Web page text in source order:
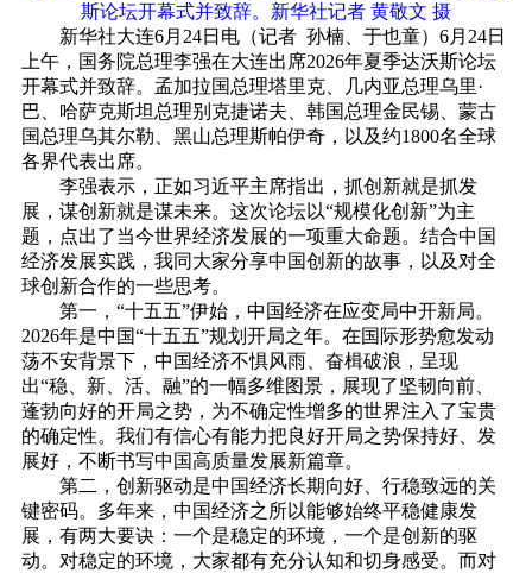
斯论坛开幕式并致辞。新华社记者 黄敬文 摄
新华社大连6月24日电（记者 孙楠、于也童）6月24日
上午，国务院总理李强在大连出席2026年夏季达沃斯论坛
开幕式并致辞。孟加拉国总理塔里克、几内亚总理乌里·
巴、哈萨克斯坦总理别克捷诺夫、韩国总理金民锡、蒙古
国总理乌其尔勒、黑山总理斯帕伊奇，以及约1800名全球
各界代表出席。
李强表示，正如习近平主席指出，抓创新就是抓发
展，谋创新就是谋未来。这次论坛以“规模化创新”为主
题，点出了当今世界经济发展的一项重大命题。结合中国
经济发展实践，我同大家分享中国创新的故事，以及对全
球创新合作的一些思考。
第一，“十五五”伊始，中国经济在应变局中开新局。
2026年是中国“十五五”规划开局之年。在国际形势愈发动
荡不安背景下，中国经济不惧风雨、奋楫破浪，呈现
出“稳、新、活、融”的一幅多维图景，展现了坚韧向前、
蓬勃向好的开局之势，为不确定性增多的世界注入了宝贵
的确定性。我们有信心有能力把良好开局之势保持好、发
展好，不断书写中国高质量发展新篇章。
第二，创新驱动是中国经济长期向好、行稳致远的关
键密码。多年来，中国经济之所以能够始终平稳健康发
展，有两大要诀：一个是稳定的环境，一个是创新的驱
动。对稳定的环境，大家都有充分认知和切身感受。而对